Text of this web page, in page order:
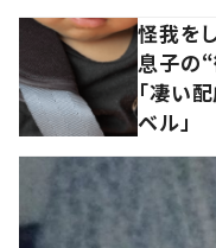
怪我を
息子の
「凄い
ベル」